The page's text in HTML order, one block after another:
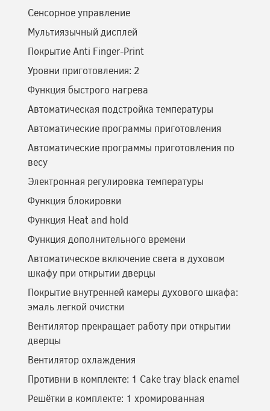
Сенсорное управление
Мультиязычный дисплей
Покрытие Anti Finger-Print
Уровни приготовления: 2
Функция быстрого нагрева
Автоматическая подстройка температуры
Автоматические программы приготовления
Автоматические программы приготовления по
весу
Электронная регулировка температуры
Функция блокировки
Функция Heat and hold
Функция дополнительного времени
Автоматическое включение света в духовом
шкафу при открытии дверцы
Покрытие внутренней камеры духового шкафа:
эмаль легкой очистки
Вентилятор прекращает работу при открытии
дверцы
Вентилятор охлаждения
Противни в комплекте: 1 Cake tray black enamel
Решётки в комплекте: 1 хромированная